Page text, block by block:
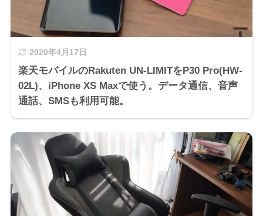
2020年4月17日
楽天モバイルのRakuten UN-LIMITをP30 Pro(HW-
02L)、iPhone XS Maxで使う。データ通信、音声
通話、SMSも利用可能。